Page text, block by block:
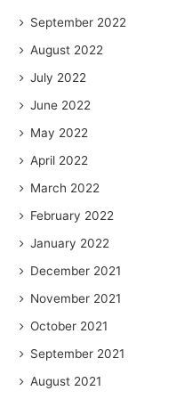
September 2022
August 2022
July 2022
June 2022
May 2022
April 2022
March 2022
February 2022
January 2022
December 2021
November 2021
October 2021
September 2021
August 2021